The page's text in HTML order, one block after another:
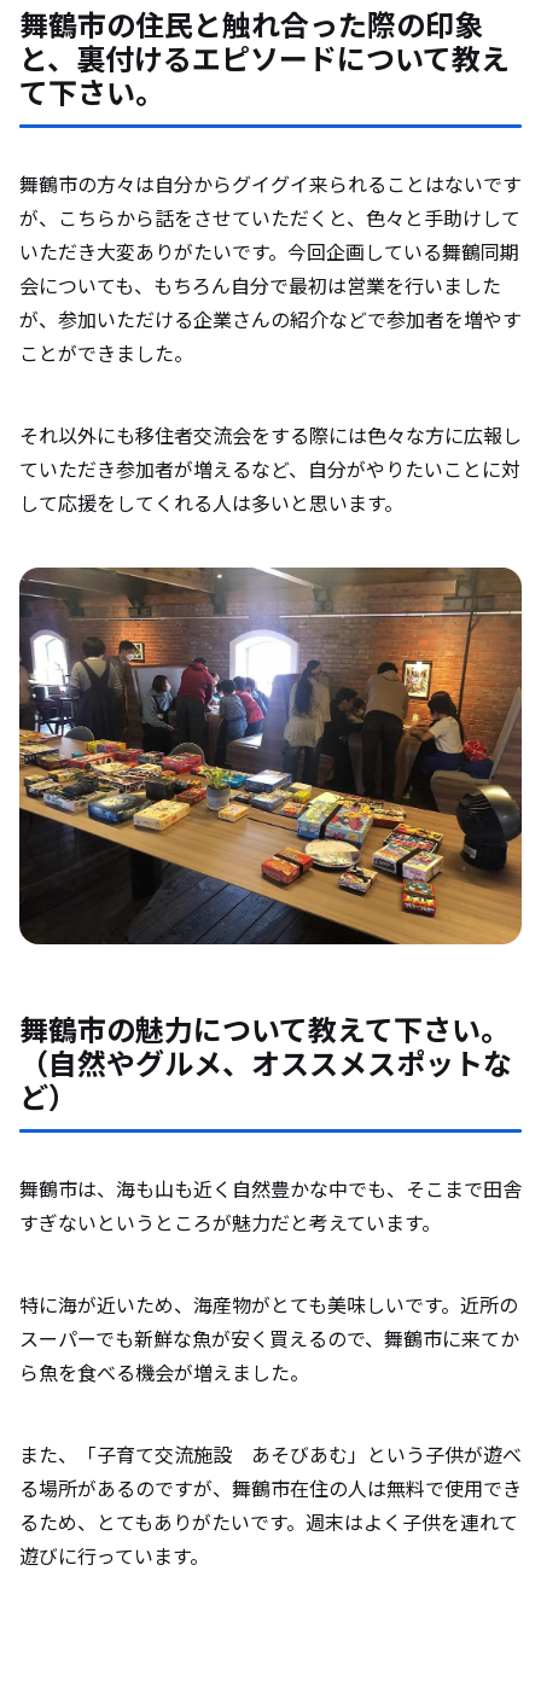
舞鶴市の住民と触れ合った際の印象
と、裏付けるエピソードについて教え
て下さい。
舞鶴市の方々は自分からグイグイ来られることはないです
が、こちらから話をさせていただくと、色々と手助けして
いただき大変ありがたいです。今回企画している舞鶴同期
会についても、もちろん自分で最初は営業を行いました
が、参加いただける企業さんの紹介などで参加者を増やす
ことができました。
それ以外にも移住者交流会をする際には色々な方に広報し
ていただき参加者が増えるなど、自分がやりたいことに対
して応援をしてくれる人は多いと思います。
舞鶴市の魅力について教えて下さい。
（自然やグルメ、オススメスポットな
ど）
舞鶴市は、海も山も近く自然豊かな中でも、そこまで田舎
すぎないというところが魅力だと考えています。
特に海が近いため、海産物がとても美味しいです。近所の
スーパーでも新鮮な魚が安く買えるので、舞鶴市に来てか
ら魚を食べる機会が増えました。
また、「子育て交流施設 あそびあむ」という子供が遊べ
る場所があるのですが、舞鶴市在住の人は無料で使用でき
るため、とてもありがたいです。週末はよく子供を連れて
遊びに行っています。